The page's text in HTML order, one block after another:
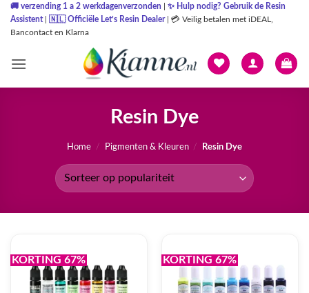
Ga
naar
🚚 verzending 1 a 2 werkdagenverzonden ✨ Hulp nodig? Gebruik de Resin
Assistent
🇳🇱Officiële Let’s Resin Dealer
💳 Veilig betalen met iDEAL,
Bancontact en Klarna
Resin Dye
Home / Pigmenten & Kleuren / Resin Dye
KORTING 67% KORTING 67%